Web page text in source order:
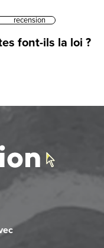
recension
font-ils la loi ?